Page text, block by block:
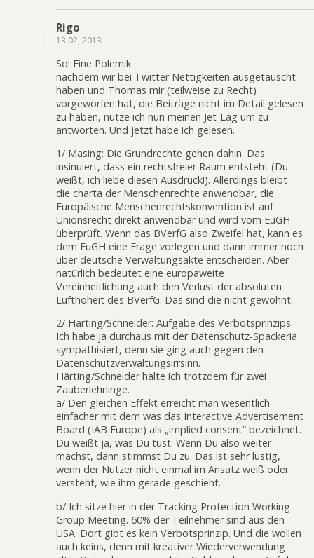
Rigo
13.02, 2013
So! Eine Polemik
nachdem wir bei Twitter Nettigkeiten ausgetauscht
haben und Thomas mir (teilweise zu Recht)
vorgeworfen hat, die Beiträge nicht im Detail gelesen
zu haben, nutze ich nun meinen Jet-Lag um zu
antworten. Und jetzt habe ich gelesen.
1/ Masing: Die Grundrechte gehen dahin. Das
insinuiert, dass ein rechtsfreier Raum entsteht (Du
weißt, ich liebe diesen Ausdruck!). Allerdings bleibt
die charta der Menschenrechte anwendbar, die
Europäische Menschenrechtskonvention ist auf
Unionsrecht direkt anwendbar und wird vom EuGH
überprüft. Wenn das BVerfG also Zweifel hat, kann es
dem EuGH eine Frage vorlegen und dann immer noch
über deutsche Verwaltungsakte entscheiden. Aber
natürlich bedeutet eine europaweite
Vereinheitlichung auch den Verlust der absoluten
Lufthoheit des BVerfG. Das sind die nicht gewohnt.
2/ Härting/Schneider: Aufgabe des Verbotsprinzips
Ich habe ja durchaus mit der Datenschutz-Spackeria
sympathisiert, denn sie ging auch gegen den
Datenschutzverwaltungsirrsinn.
Härting/Schneider halte ich trotzdem für zwei
Zauberlehrlinge.
a/ Den gleichen Effekt erreicht man wesentlich
einfacher mit dem was das Interactive Advertisement
Board (IAB Europe) als „implied consent“ bezeichnet.
Du weißt ja, was Du tust. Wenn Du also weiter
machst, dann stimmst Du zu. Das ist sehr lustig,
wenn der Nutzer nicht einmal im Ansatz weiß oder
versteht, wie ihm gerade geschieht.
b/ Ich sitze hier in der Tracking Protection Working
Group Meeting. 60% der Teilnehmer sind aus den
USA. Dort gibt es kein Verbotsprinzip. Und die wollen
auch keins, denn mit kreativer Wiederverwendung